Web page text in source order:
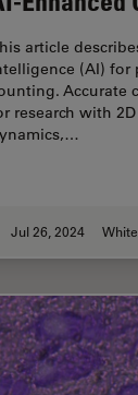
Analysis of
article
(AI) for
Accurate
research with
Jul 26, 2024